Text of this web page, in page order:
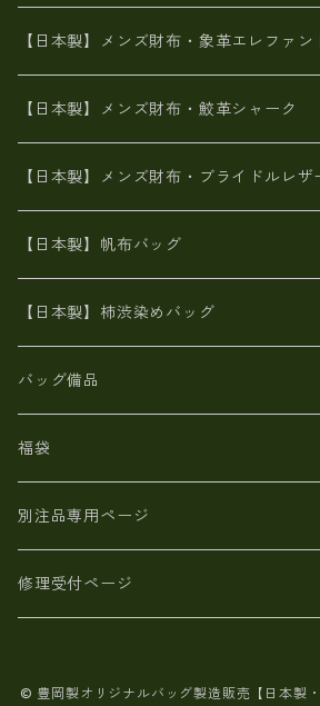
メタリック
革友禅染め
ポーテッド
メタリック
山羊革
名刺入れ・キーケース、他
鮫革シャーク【日本製】メンズ 財布
ブライドルレザー【日本製】メンズ 財布
MAISON de HIROAN 【日本製】メンズ
栃木レザー 【日本製】メンズ 財布
革小物・財布【日本製】メンズ レディ
【日本製】メンズ 財布 アザラシ革(シ
【日本製】メンズ財布・象革エレファン
【日本製】メンズ財布・鮫革シャーク
【日本製】メンズ財布・ブライドルレザ
【日本製】帆布バッグ
【日本製】柿渋染めバッグ
バッグ備品
福袋
別注品専用ページ
修理受付ページ
© 豊岡製オリジナルバッグ製造販売【日本製